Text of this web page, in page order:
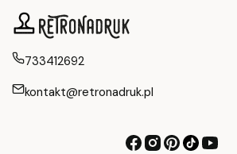
733412692
kontakt@retronadruk.pl